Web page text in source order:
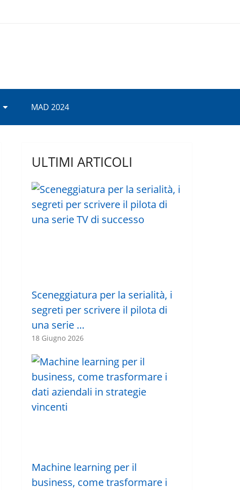
MAD 2024
ULTIMI ARTICOLI
Sceneggiatura per la serialità, i
segreti per scrivere il pilota di
una serie …
18 Giugno 2026
Machine learning per il
business, come trasformare i